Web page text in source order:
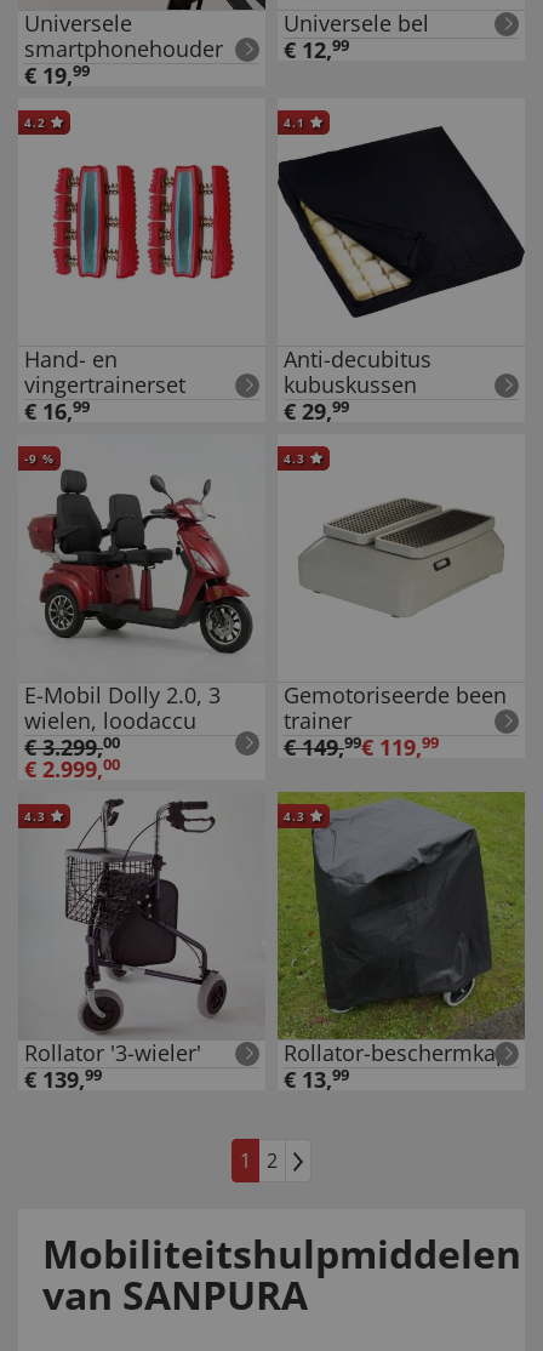
Universele
smartphonehouder
€ 19,99
Universele bel
€ 12,99
4.2
Hand- en
vingertrainerset
€ 16,99
4.1
Anti-decubitus
kubuskussen
€ 29,99
-9 %
E-Mobil Dolly 2.0, 3
wielen, loodaccu
€3.299,00
€ 2.999,00
4.3
Gemotoriseerde been
trainer
€149,99€ 119,99
4.3
Rollator '3-wieler'
€ 139,99
4.3
Rollator-beschermkap
€ 13,99
1 2
Mobiliteitshulpmiddelen
van SANPURA